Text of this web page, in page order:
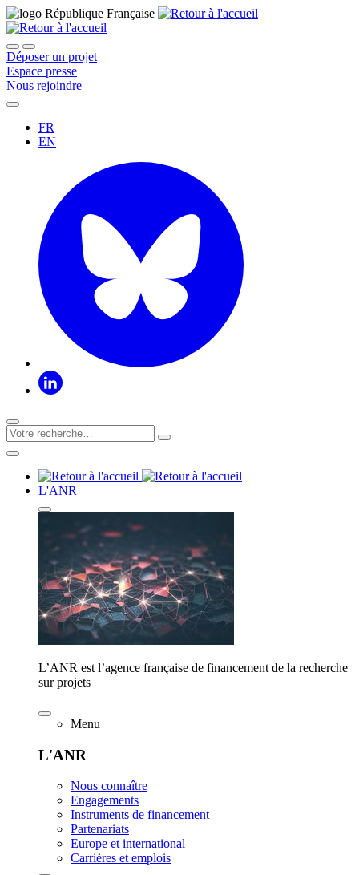
Déposer un projet
Espace presse
Nous rejoindre
FR
EN
L'ANR
L’ANR est l’agence française de financement de la recherche
sur projets
Menu
L'ANR
Nous connaître
Engagements
Instruments de financement
Partenariats
Europe et international
Carrières et emplois